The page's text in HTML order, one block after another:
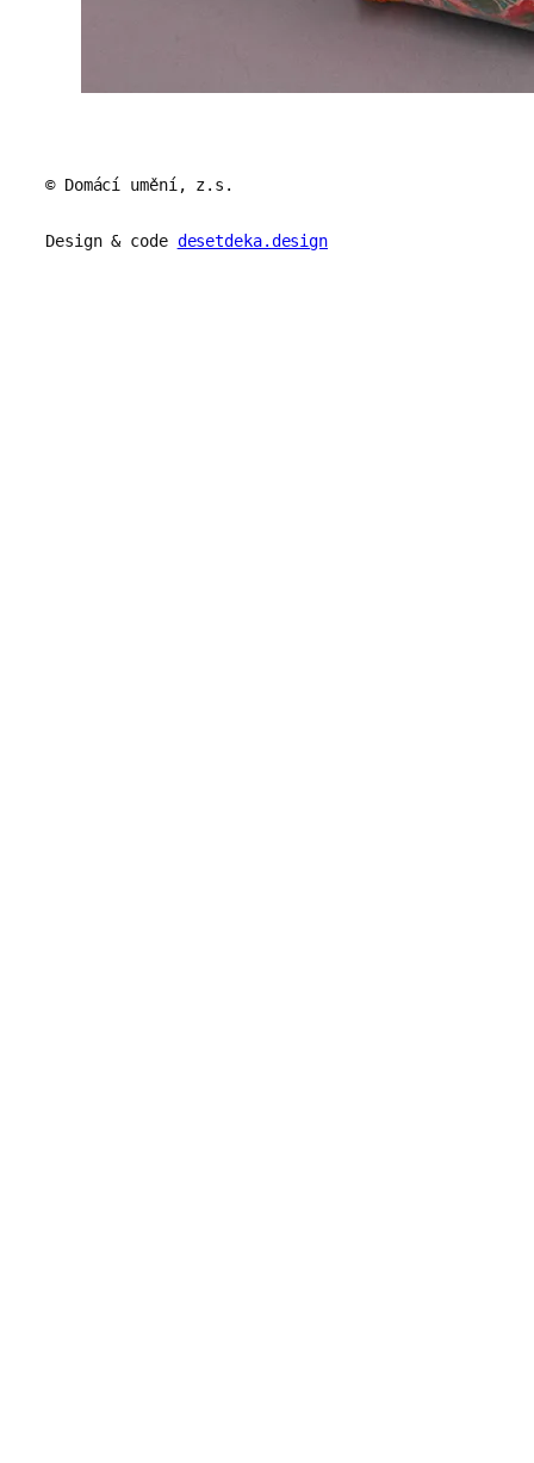
© Domácí umění, z.s.
Design & code desetdeka.design